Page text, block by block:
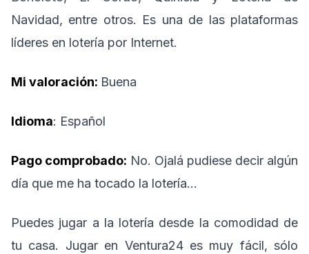
Navidad, entre otros. Es una de las plataformas
líderes en lotería por Internet.
Mi valoración: Buena
Idioma: Español
Pago comprobado: No. Ojalá pudiese decir algún
día que me ha tocado la lotería…
Puedes jugar a la lotería desde la comodidad de
tu casa. Jugar en Ventura24 es muy fácil, sólo